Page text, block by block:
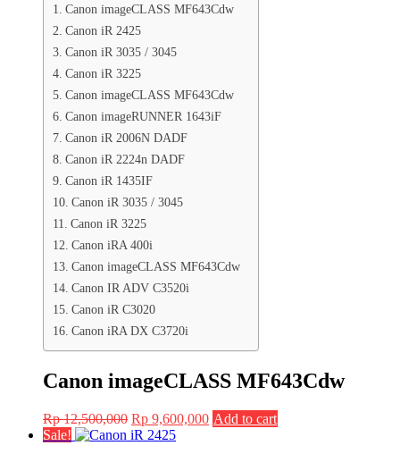
Canon imageCLASS MF643Cdw
Canon iR 2425
Canon iR 3035 / 3045
Canon iR 3225
Canon imageCLASS MF643Cdw
Canon imageRUNNER 1643iF
Canon iR 2006N DADF
Canon iR 2224n DADF
Canon iR 1435IF
Canon iR 3035 / 3045
Canon iR 3225
Canon iRA 400i
Canon imageCLASS MF643Cdw
Canon IR ADV C3520i
Canon iR C3020
Canon iRA DX C3720i
Canon imageCLASS MF643Cdw
Rp12,500,000 Original
price
Rp 9,600,000Current
Add to cart
Sale!